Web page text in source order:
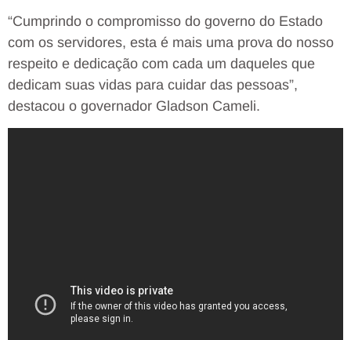
“Cumprindo o compromisso do governo do Estado
com os servidores, esta é mais uma prova do nosso
respeito e dedicação com cada um daqueles que
dedicam suas vidas para cuidar das pessoas”,
destacou o governador Gladson Cameli.